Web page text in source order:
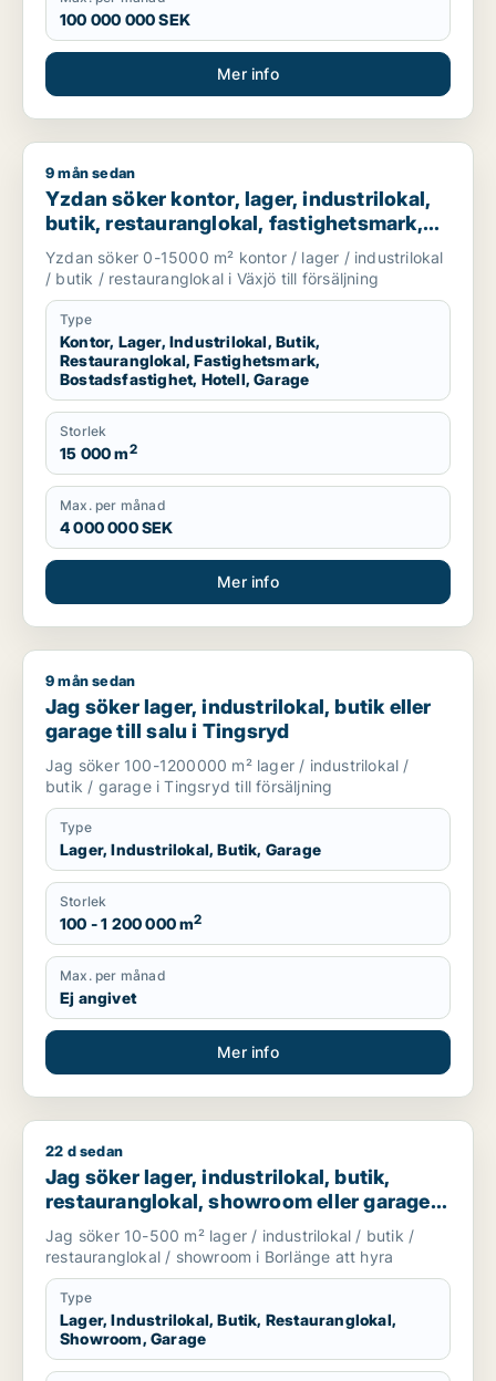
100 000 000 SEK
Mer info
Yzdan söker kontor, lager, industrilokal, butik,
9 mån sedan
Yzdan söker kontor, lager, industrilokal,
butik, restauranglokal, fastighetsmark,
bostadsfastighet, hotell eller garage till
salu i Växjö
Yzdan söker 0-15000 m² kontor / lager / industrilokal
/ butik / restauranglokal i Växjö till försäljning
Type
Kontor, Lager, Industrilokal, Butik,
Restauranglokal, Fastighetsmark,
Bostadsfastighet, Hotell, Garage
Storlek
15 000 m2
Max. per månad
4 000 000 SEK
Mer info
Jag söker lager, industrilokal, butik eller garage till salu i
9 mån sedan
Jag söker lager, industrilokal, butik eller
garage till salu i Tingsryd
Jag söker 100-1200000 m² lager / industrilokal /
butik / garage i Tingsryd till försäljning
Type
Lager, Industrilokal, Butik, Garage
Storlek
100 - 1 200 000 m2
Max. per månad
Ej angivet
Mer info
Jag söker lager, industrilokal, butik, restauranglokal,
22 d sedan
Jag söker lager, industrilokal, butik,
restauranglokal, showroom eller garage
för uthyrning i Borlänge
Jag söker 10-500 m² lager / industrilokal / butik /
restauranglokal / showroom i Borlänge att hyra
Type
Lager, Industrilokal, Butik, Restauranglokal,
Showroom, Garage